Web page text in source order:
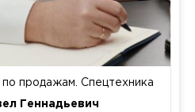
продажам. Спецтехника
Геннадьевич